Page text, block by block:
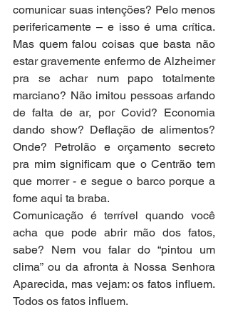
comunicar suas intenções? Pelo menos
perifericamente – e isso é uma crítica.
Mas quem falou coisas que basta não
estar gravemente enfermo de Alzheimer
pra se achar num papo totalmente
marciano? Não imitou pessoas arfando
de falta de ar, por Covid? Economia
dando show? Deflação de alimentos?
Onde? Petrolão e orçamento secreto
pra mim significam que o Centrão tem
que morrer - e segue o barco porque a
fome aqui ta braba.
Comunicação é terrível quando você
acha que pode abrir mão dos fatos,
sabe? Nem vou falar do “pintou um
clima” ou da afronta à Nossa Senhora
Aparecida, mas vejam: os fatos influem.
Todos os fatos influem.